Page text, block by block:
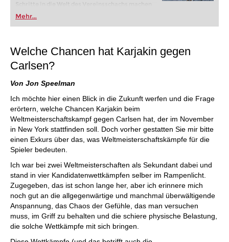
Schritte in die Welt des Vereinsschachs machen
oder bereits auf Turnierniveau spielen: Mit
FRITZ trainieren Sie effizienter, intelligenter und
individueller als je zuvor.
Mehr...
Welche Chancen hat Karjakin gegen
Carlsen?
Von Jon Speelman
Ich möchte hier einen Blick in die Zukunft werfen und die Frage
erörtern, welche Chancen Karjakin beim
Weltmeisterschaftskampf gegen Carlsen hat, der im November
in New York stattfinden soll. Doch vorher gestatten Sie mir bitte
einen Exkurs über das, was Weltmeisterschaftskämpfe für die
Spieler bedeuten.
Ich war bei zwei Weltmeisterschaften als Sekundant dabei und
stand in vier Kandidatenwettkämpfen selber im Rampenlicht.
Zugegeben, das ist schon lange her, aber ich erinnere mich
noch gut an die allgegenwärtige und manchmal überwältigende
Anspannung, das Chaos der Gefühle, das man versuchen
muss, im Griff zu behalten und die schiere physische Belastung,
die solche Wettkämpfe mit sich bringen.